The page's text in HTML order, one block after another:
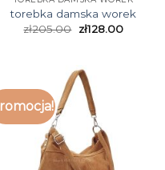
torebka damska worek
zł205.00 zł128.00